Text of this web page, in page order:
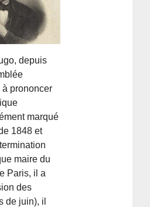
depuis
à prononcer
marqué
1848 et
maire du
Paris, il a
des
de juin), il